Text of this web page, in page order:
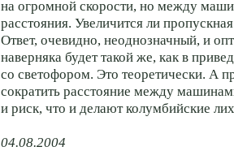
на огромной скорости, но между
расстояния. Увеличится ли
Ответ, очевидно, неоднозначный, и
наверняка будет такой же, как в
со светофором. Это теоретически. А
сократить расстояние между
и риск, что и делают колумбийские
04.08.2004